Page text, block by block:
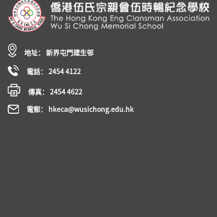
地址： 新界屯門建生邨
電話： 2454 4122
傳真： 2454 4622
電郵： hkeca@wusichong.edu.hk